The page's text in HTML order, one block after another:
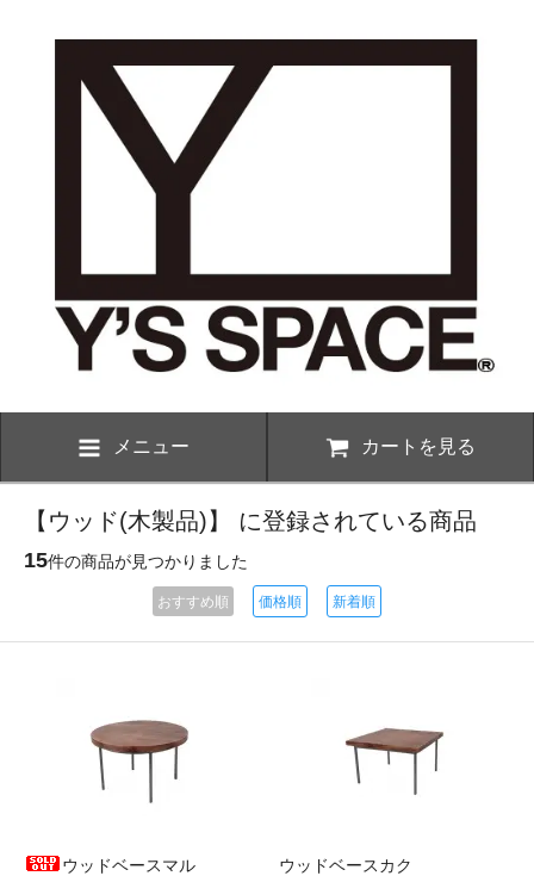
メニュー カートを見る
【ウッド(木製品)】 に登録されている商品
15件の商品が見つかりました
おすすめ順 価格順 新着順
ウッドベースマル
ウッドベースカク